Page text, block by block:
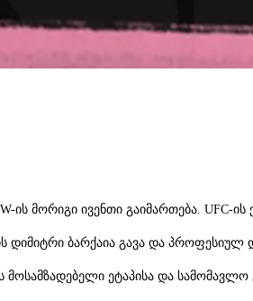
ის მორიგი ივენთი გაიმართება.
დიმიტრი ბარქაია გავა და
ეტაპისა და სამომავლო